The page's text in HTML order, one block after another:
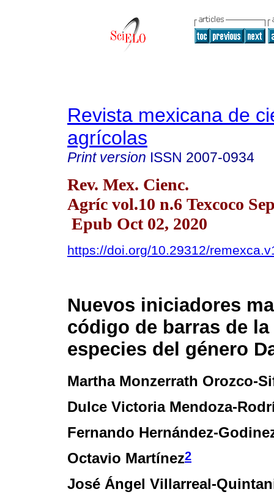
Revista mexicana de
agrícolas
Print version ISSN 2007-0934
Rev. Mex. Cienc.
Agríc vol.10 n.6 Texcoco
Epub Oct 02, 2020
https://doi.org/10.29312/
Nuevos iniciadores
código de barras de
especies del género
Martha Monzerrath Orozco-
Dulce Victoria Mendoza-
Fernando Hernández-
Octavio Martínez2
José Ángel Villarreal-